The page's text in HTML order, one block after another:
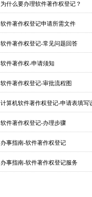
为什么要办理软件著作权登记？
软件著作权登记申请所需文件
软件著作权登记-常见问题回答
软件著作权-申请须知
软件著作权登记-审批流程图
计算机软件著作权登记-申请表填写
软件著作权登记-办理步骤
办事指南-软件著作权登记
办事指南-软件著作权登记服务